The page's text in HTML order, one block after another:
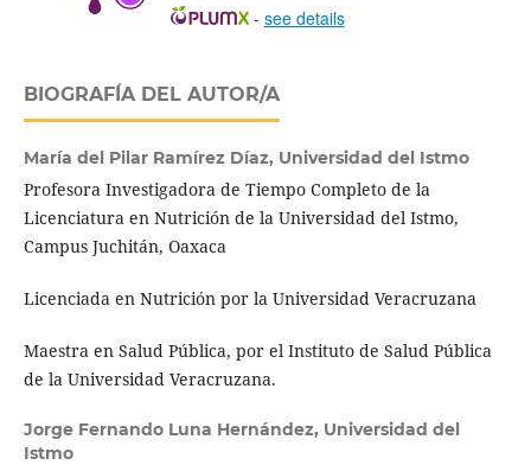
- see details
BIOGRAFÍA DEL AUTOR/A
María del Pilar Ramírez Díaz, Universidad del Istmo
Profesora Investigadora de Tiempo Completo de la
Licenciatura en Nutrición de la Universidad del Istmo,
Campus Juchitán, Oaxaca
Licenciada en Nutrición por la Universidad Veracruzana
Maestra en Salud Pública, por el Instituto de Salud Pública
de la Universidad Veracruzana.
Jorge Fernando Luna Hernández, Universidad del
Istmo